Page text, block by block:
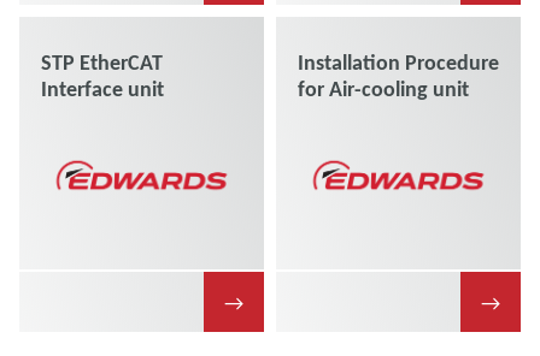
STP EtherCAT
Interface unit
→
Installation Procedure
for Air-cooling unit
→